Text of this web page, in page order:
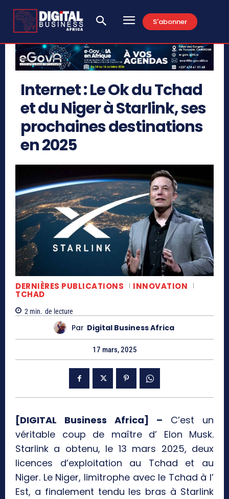
S'abonner
Internet : Le Ok du Tchad
et du Niger à Starlink, ses
prochaines destinations
en 2025
DERNIÈRES PUBLICATIONS INNOVATION
TCHAD
2 min. de lecture
Par Digital Business Africa
17 mars, 2025
[DIGITAL Business Africa] – C’est un
véritable coup de maître d’ Elon Musk.
Starlink a obtenu, le 13 mars 2025, deux
licences d’exploitation au Tchad et au
Niger. Le Niger, limitrophe avec le Tchad à l’
Est, a finalement tendu les bras à Starlink